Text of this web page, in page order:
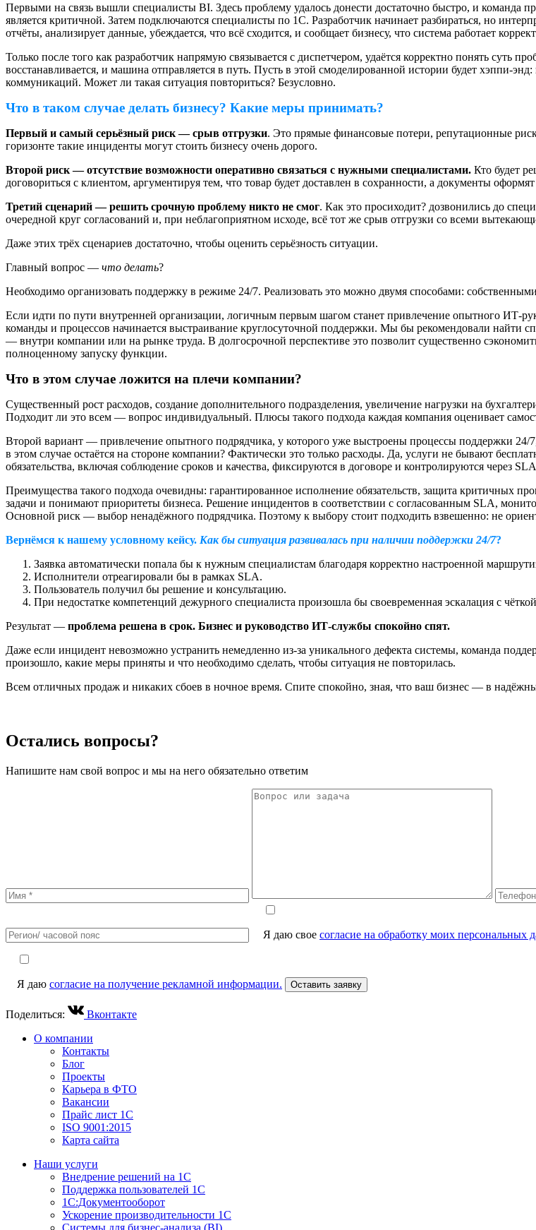
Первыми на связь вышли специалисты BI. Здесь проблему удалось донести достаточно быстро, и команда
является критичной. Затем подключаются специалисты по 1С. Разработчик начинает разбираться, но
отчёты, анализирует данные, убеждается, что всё сходится, и сообщает бизнесу, что система работает
Только после того как разработчик напрямую связывается с диспетчером, удаётся корректно понять суть
восстанавливается, и машина отправляется в путь. Пусть в этой смоделированной истории будет хэппи-
коммуникаций. Может ли такая ситуация повториться? Безусловно.
Что в таком случае делать бизнесу? Какие меры принимать?
Первый и самый серьёзный риск — срыв отгрузки. Это прямые финансовые потери, репутационные
горизонте такие инциденты могут стоить бизнесу очень дорого.
Второй риск — отсутствие возможности оперативно связаться с нужными специалистами. Кто будет
договориться с клиентом, аргументируя тем, что товар будет доставлен в сохранности, а документы
Третий сценарий — решить срочную проблему никто не смог. Как это просиходит? дозвонились до
очередной круг согласований и, при неблагоприятном исходе, всё тот же срыв отгрузки со всеми
Даже этих трёх сценариев достаточно, чтобы оценить серьёзность ситуации.
Главный вопрос — что делать?
Необходимо организовать поддержку в режиме 24/7. Реализовать это можно двумя способами:
Если идти по пути внутренней организации, логичным первым шагом станет привлечение опытного ИТ-
команды и процессов начинается выстраивание круглосуточной поддержки. Мы бы рекомендовали найти
— внутри компании или на рынке труда. В долгосрочной перспективе это позволит существенно
полноценному запуску функции.
Что в этом случае ложится на плечи компании?
Существенный рост расходов, создание дополнительного подразделения, увеличение нагрузки на
Подходит ли это всем — вопрос индивидуальный. Плюсы такого подхода каждая компания оценивает
Второй вариант — привлечение опытного подрядчика, у которого уже выстроены процессы поддержки 24/
в этом случае остаётся на стороне компании? Фактически это только расходы. Да, услуги не бывают
обязательства, включая соблюдение сроков и качества, фиксируются в договоре и контролируются через
Преимущества такого подхода очевидны: гарантированное исполнение обязательств, защита критичных
задачи и понимают приоритеты бизнеса. Решение инцидентов в соответствии с согласованным SLA,
Основной риск — выбор ненадёжного подрядчика. Поэтому к выбору стоит подходить взвешенно: не
Вернёмся к нашему условному кейсу. Как бы ситуация развивалась при наличии поддержки 24/7?
Заявка автоматически попала бы к нужным специалистам благодаря корректно настроенной
Исполнители отреагировали бы в рамках SLA.
Пользователь получил бы решение и консультацию.
При недостатке компетенций дежурного специалиста произошла бы своевременная эскалация с
Результат — проблема решена в срок. Бизнес и руководство ИТ-службы спокойно спят.
Даже если инцидент невозможно устранить немедленно из-за уникального дефекта системы, команда
произошло, какие меры приняты и что необходимо сделать, чтобы ситуация не повторилась.
Всем отличных продаж и никаких сбоев в ночное время. Спите спокойно, зная, что ваш бизнес — в
Остались вопросы?
Напишите нам свой вопрос и мы на него обязательно ответим
Я даю свое согласие на обработку моих персональных
Я даю согласие на получение рекламной информации.
Поделиться:
Вконтакте
О компании
Контакты
Блог
Проекты
Карьера в ФТО
Вакансии
Прайс лист 1С
ISO 9001:2015
Карта сайта
Наши услуги
Внедрение решений на 1С
Поддержка пользователей 1С
1С:Документооборот
Ускорение производительности 1С
Системы для бизнес-анализа (BI)